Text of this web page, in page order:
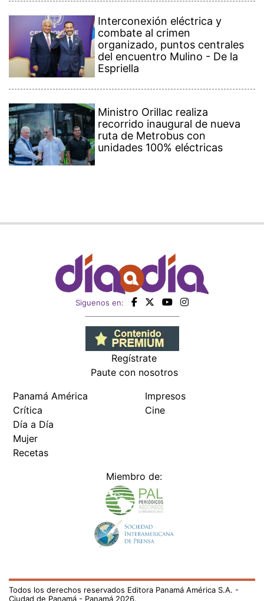
Interconexión eléctrica y
combate al crimen
organizado, puntos centrales
del encuentro Mulino - De la
Espriella
Ministro Orillac realiza
recorrido inaugural de nueva
ruta de Metrobus con
unidades 100% eléctricas
Siguenos en:
Regístrate
Paute con nosotros
Panamá América
Crítica
Día a Día
Mujer
Recetas
Impresos
Cine
Miembro de:
Todos los derechos reservados Editora Panamá América S.A. -
Ciudad de Panamá - Panamá 2026.